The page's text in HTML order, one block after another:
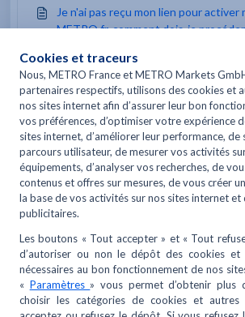
Je n'ai pas reçu mon lien pour activer
METRO.fr, comment dois-je
Vous pourriez être intéressé
Comment obtenir un duplicata de
Qu'est ce que la Fondation METRO ?
Qu'est-ce que le guide "Mon
durable" ?
Je ne souhaite plus recevoir les